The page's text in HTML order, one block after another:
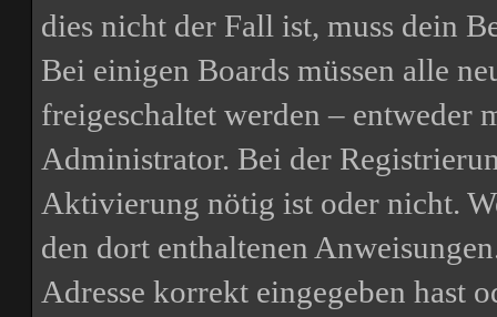
dies nicht der Fall ist, muss dein
Bei einigen Boards müssen alle
freigeschaltet werden – entweder
Administrator. Bei der
Aktivierung nötig ist oder nicht.
den dort enthaltenen
Adresse korrekt eingegeben hast